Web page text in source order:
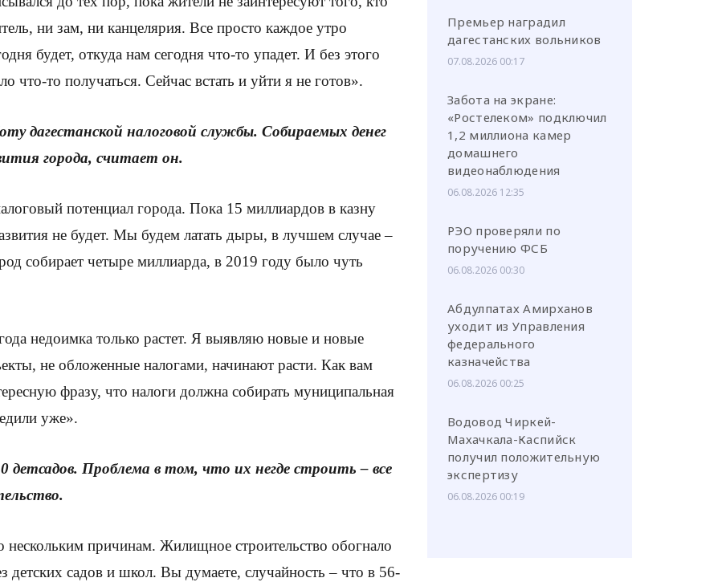
ни зам, ни канцелярия. Все просто каждое утро
будет, откуда нам сегодня что-то упадет. И без этого
что-то получаться. Сейчас встать и уйти я не готов».
дагестанской налоговой службы. Собираемых денег
города, считает он.
потенциал города. Пока 15 миллиардов в казну
не будет. Мы будем латать дыры, в лучшем случае –
собирает четыре миллиарда, в 2019 году было чуть
недоимка только растет. Я выявляю новые и новые
не обложенные налогами, начинают расти. Как вам
фразу, что налоги должна собирать муниципальная
уже».
Проблема в том, что их негде строить – все
нескольким причинам. Жилищное строительство обогнало
детских садов и школ. Вы думаете, случайность – что в 56-
Премьер наградил
дагестанских вольников
07.08.2026 00:17
Забота на экране:
«Ростелеком» подключил
1,2 миллиона камер
домашнего
видеонаблюдения
06.08.2026 12:35
РЭО проверяли по
поручению ФСБ
06.08.2026 00:30
Абдулпатах Амирханов
уходит из Управления
федерального
казначейства
06.08.2026 00:25
Водовод Чиркей-
Махачкала-Каспийск
получил положительную
экспертизу
06.08.2026 00:19